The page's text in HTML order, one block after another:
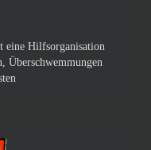
eine Hilfsorganisation
Überschwemmungen